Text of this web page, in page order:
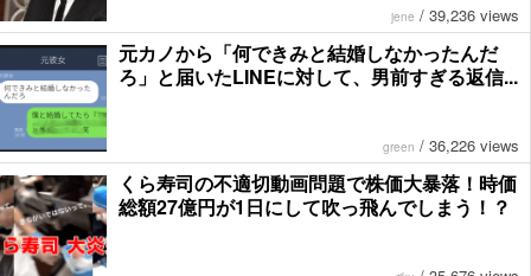
jene / 39,236 views
元カノから「何できみと結婚しなかったんだ
ろ」と届いたLINEに対して、男前すぎる返信...
green / 36,226 views
くら寿司の不適切動画問題で株価大暴落！時価
総額27億円が1日にして吹っ飛んでしまう！？